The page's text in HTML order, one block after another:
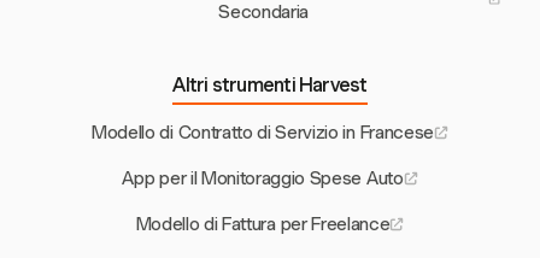
Secondaria
Altri strumenti Harvest
Modello di Contratto di Servizio in Francese
App per il Monitoraggio Spese Auto
Modello di Fattura per Freelance